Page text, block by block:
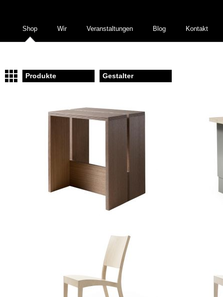
Shop Wir Veranstaltungen Blog Kontakt
Produkte Gestalter